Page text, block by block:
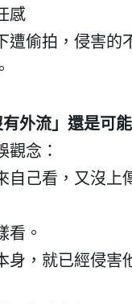
感
遭偷拍，侵害的
外流」還是可
觀念：
自己看，又沒
看。
身，就已經侵害